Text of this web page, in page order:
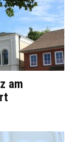
am